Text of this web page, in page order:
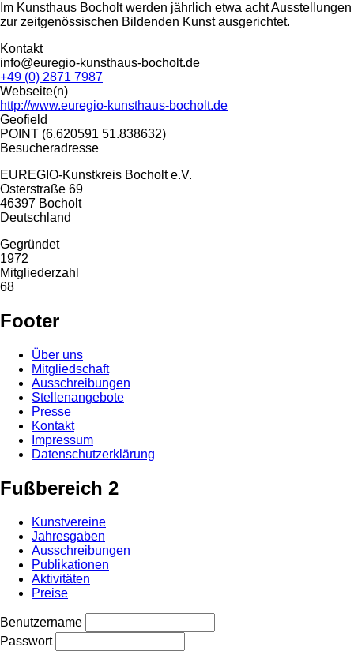
Im Kunsthaus Bocholt werden jährlich etwa acht Ausstellungen
zur zeitgenössischen Bildenden Kunst ausgerichtet.
Kontakt
info@euregio-kunsthaus-bocholt.de
+49 (0) 2871 7987
Webseite(n)
http://www.euregio-kunsthaus-bocholt.de
Geofield
POINT (6.620591 51.838632)
Besucheradresse
EUREGIO-Kunstkreis Bocholt e.V.
Osterstraße 69
46397 Bocholt
Deutschland
Gegründet
1972
Mitgliederzahl
68
Footer
Über uns
Mitgliedschaft
Ausschreibungen
Stellenangebote
Presse
Kontakt
Impressum
Datenschutzerklärung
Fußbereich 2
Kunstvereine
Jahresgaben
Ausschreibungen
Publikationen
Aktivitäten
Preise
Benutzername
Passwort